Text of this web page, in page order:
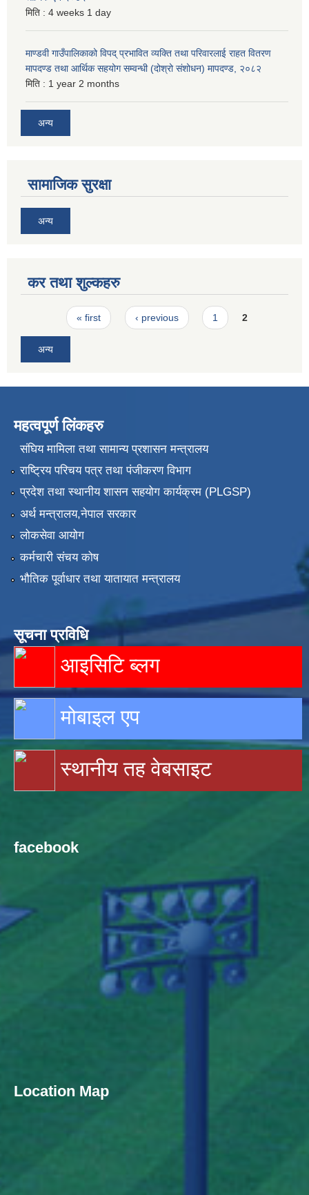
मिति : 4 weeks 1 day
माण्डवी गाउँपालिकाको विपद् प्रभावित व्यक्ति तथा परिवारलाई राहत वितरण
मापदण्ड तथा आर्थिक सहयोग सम्वन्धी (दोश्रो संशोधन) मापदण्ड, २०८२
मिति : 1 year 2 months
अन्य
सामाजिक सुरक्षा
अन्य
कर तथा शुल्कहरु
Pages« first ‹ previous 1 2
अन्य
महत्वपूर्ण लिंकहरु
संघिय मामिला तथा सामान्य प्रशासन मन्त्रालय
राष्ट्रिय परिचय पत्र तथा पंजीकरण विभाग
प्रदेश तथा स्थानीय शासन सहयोग कार्यक्रम (PLGSP)
अर्थ मन्त्रालय,नेपाल सरकार
लोकसेवा आयोग
कर्मचारी संचय कोष
भौतिक पूर्वाधार तथा यातायात मन्त्रालय
सूचना प्रविधि
आइसिटि ब्लग
मोबाइल एप
स्थानीय तह वेबसाइट
facebook
Location Map